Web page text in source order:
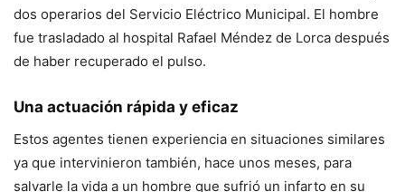
dos operarios del Servicio Eléctrico Municipal. El hombre
fue trasladado al hospital Rafael Méndez de Lorca después
de haber recuperado el pulso.
Una actuación rápida y eficaz
Estos agentes tienen experiencia en situaciones similares
ya que intervinieron también, hace unos meses, para
salvarle la vida a un hombre que sufrió un infarto en su